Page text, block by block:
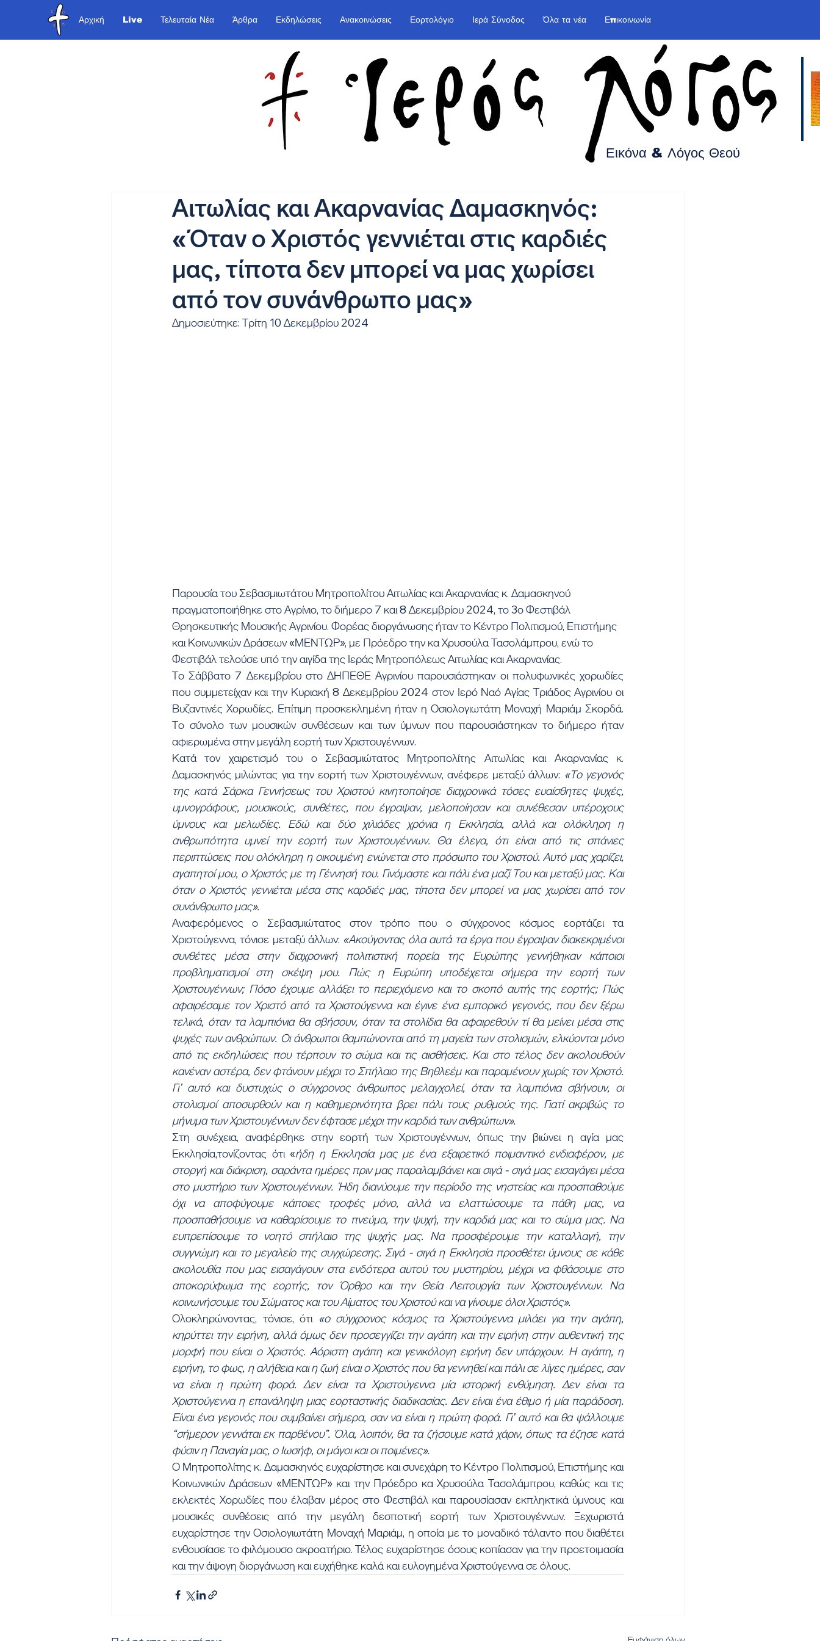
Αρχική Live Τελευταία Νέα Άρθρα Εκδηλώσεις Ανακοινώσεις Εορτολόγιο Ιερά Σύνοδος Όλα τα νέα Επικοινωνία
Εικόνα & Λόγος Θεού
Αιτωλίας και Ακαρνανίας Δαμασκηνός:
«Όταν ο Χριστός γεννιέται στις καρδιές
μας, τίποτα δεν μπορεί να μας χωρίσει
από τον συνάνθρωπο μας»
Δημοσιεύτηκε: Τρίτη 10 Δεκεμβρίου 2024
Παρουσία του Σεβασμιωτάτου Μητροπολίτου Αιτωλίας και Ακαρνανίας κ. Δαμασκηνού
πραγματοποιήθηκε στο Αγρίνιο, το διήμερο 7 και 8 Δεκεμβρίου 2024, το 3ο Φεστιβάλ
Θρησκευτικής Μουσικής Αγρινίου. Φορέας διοργάνωσης ήταν το Κέντρο Πολιτισμού, Επιστήμης
και Κοινωνικών Δράσεων «ΜΕΝΤΩΡ», με Πρόεδρο την κα Χρυσούλα Τασολάμπρου, ενώ το
Φεστιβάλ τελούσε υπό την αιγίδα της Ιεράς Μητροπόλεως Αιτωλίας και Ακαρνανίας.
Το Σάββατο 7 Δεκεμβρίου στο ΔΗΠΕΘΕ Αγρινίου παρουσιάστηκαν οι πολυφωνικές χορωδίες
που συμμετείχαν και την Κυριακή 8 Δεκεμβρίου 2024 στον Ιερό Ναό Αγίας Τριάδος Αγρινίου οι
Βυζαντινές Χορωδίες. Επίτιμη προσκεκλημένη ήταν η Οσιολογιωτάτη Μοναχή Μαριάμ Σκορδά.
Το σύνολο των μουσικών συνθέσεων και των ύμνων που παρουσιάστηκαν το διήμερο ήταν
αφιερωμένα στην μεγάλη εορτή των Χριστουγέννων.
Κατά τον χαιρετισμό του ο Σεβασμιώτατος Μητροπολίτης Αιτωλίας και Ακαρνανίας κ.
Δαμασκηνός μιλώντας για την εορτή των Χριστουγέννων, ανέφερε μεταξύ άλλων: «Το γεγονός
της κατά Σάρκα Γεννήσεως του Χριστού κινητοποίησε διαχρονικά τόσες ευαίσθητες ψυχές,
υμνογράφους, μουσικούς, συνθέτες, που έγραψαν, μελοποίησαν και συνέθεσαν υπέροχους
ύμνους και μελωδίες. Εδώ και δύο χιλιάδες χρόνια η Εκκλησία, αλλά και ολόκληρη η
ανθρωπότητα υμνεί την εορτή των Χριστουγέννων. Θα έλεγα, ότι είναι από τις σπάνιες
περιπτώσεις που ολόκληρη η οικουμένη ενώνεται στο πρόσωπο του Χριστού. Αυτό μας χαρίζει,
αγαπητοί μου, ο Χριστός με τη Γέννησή του. Γινόμαστε και πάλι ένα μαζί Του και μεταξύ μας. Και
όταν ο Χριστός γεννιέται μέσα στις καρδιές μας, τίποτα δεν μπορεί να μας χωρίσει από τον
συνάνθρωπο μας».
Αναφερόμενος ο Σεβασμιώτατος στον τρόπο που ο σύγχρονος κόσμος εορτάζει τα
Χριστούγεννα, τόνισε μεταξύ άλλων: «Ακούγοντας όλα αυτά τα έργα που έγραψαν διακεκριμένοι
συνθέτες μέσα στην διαχρονική πολιτιστική πορεία της Ευρώπης γεννήθηκαν κάποιοι
προβληματισμοί στη σκέψη μου. Πώς η Ευρώπη υποδέχεται σήμερα την εορτή των
Χριστουγέννων; Πόσο έχουμε αλλάξει το περιεχόμενο και το σκοπό αυτής της εορτής; Πώς
αφαιρέσαμε τον Χριστό από τα Χριστούγεννα και έγινε ένα εμπορικό γεγονός, που δεν ξέρω
τελικά, όταν τα λαμπιόνια θα σβήσουν, όταν τα στολίδια θα αφαιρεθούν τί θα μείνει μέσα στις
ψυχές των ανθρώπων. Οι άνθρωποι θαμπώνονται από τη μαγεία των στολισμών, ελκύονται μόνο
από τις εκδηλώσεις που τέρπουν το σώμα και τις αισθήσεις. Και στο τέλος δεν ακολουθούν
κανέναν αστέρα, δεν φτάνουν μέχρι το Σπήλαιο της Βηθλεέμ και παραμένουν χωρίς τον Χριστό.
Γι’ αυτό και δυστυχώς ο σύγχρονος άνθρωπος μελαγχολεί, όταν τα λαμπιόνια σβήνουν, οι
στολισμοί αποσυρθούν και η καθημερινότητα βρει πάλι τους ρυθμούς της. Γιατί ακριβώς το
μήνυμα των Χριστουγέννων δεν έφτασε μέχρι την καρδιά των ανθρώπων».
Στη συνέχεια, αναφέρθηκε στην εορτή των Χριστουγέννων, όπως την βιώνει η αγία μας
Εκκλησία,τονίζοντας ότι «ήδη η Εκκλησία μας με ένα εξαιρετικό ποιμαντικό ενδιαφέρον, με
στοργή και διάκριση, σαράντα ημέρες πριν μας παραλαμβάνει και σιγά - σιγά μας εισαγάγει μέσα
στο μυστήριο των Χριστουγέννων. Ήδη διανύουμε την περίοδο της νηστείας και προσπαθούμε
όχι να αποφύγουμε κάποιες τροφές μόνο, αλλά να ελαττώσουμε τα πάθη μας, να
προσπαθήσουμε να καθαρίσουμε το πνεύμα, την ψυχή, την καρδιά μας και το σώμα μας. Να
ευπρεπίσουμε το νοητό σπήλαιο της ψυχής μας. Να προσφέρουμε την καταλλαγή, την
συγγνώμη και το μεγαλείο της συγχώρεσης. Σιγά - σιγά η Εκκλησία προσθέτει ύμνους σε κάθε
ακολουθία που μας εισαγάγουν στα ενδότερα αυτού του μυστηρίου, μέχρι να φθάσουμε στο
αποκορύφωμα της εορτής, τον Όρθρο και την Θεία Λειτουργία των Χριστουγέννων. Να
κοινωνήσουμε του Σώματος και του Αίματος του Χριστού και να γίνουμε όλοι Χριστός».
Ολοκληρώνοντας, τόνισε, ότι «ο σύγχρονος κόσμος τα Χριστούγεννα μιλάει για την αγάπη,
κηρύττει την ειρήνη, αλλά όμως δεν προσεγγίζει την αγάπη και την ειρήνη στην αυθεντική της
μορφή που είναι ο Χριστός. Αόριστη αγάπη και γενικόλογη ειρήνη δεν υπάρχουν. Η αγάπη, η
ειρήνη, το φως, η αλήθεια και η ζωή είναι ο Χριστός που θα γεννηθεί και πάλι σε λίγες ημέρες, σαν
να είναι η πρώτη φορά. Δεν είναι τα Χριστούγεννα μία ιστορική ενθύμηση. Δεν είναι τα
Χριστούγεννα η επανάληψη μιας εορταστικής διαδικασίας. Δεν είναι ένα έθιμο ή μία παράδοση.
Είναι ένα γεγονός που συμβαίνει σήμερα, σαν να είναι η πρώτη φορά. Γι’ αυτό και θα ψάλλουμε
“σήμερον γεννάται εκ παρθένου”. Όλα, λοιπόν, θα τα ζήσουμε κατά χάριν, όπως τα έζησε κατά
φύσιν η Παναγία μας, ο Ιωσήφ, οι μάγοι και οι ποιμένες».
Ο Μητροπολίτης κ. Δαμασκηνός ευχαρίστησε και συνεχάρη το Κέντρο Πολιτισμού, Επιστήμης και
Κοινωνικών Δράσεων «ΜΕΝΤΩΡ» και την Πρόεδρο κα Χρυσούλα Τασολάμπρου, καθώς και τις
εκλεκτές Χορωδίες που έλαβαν μέρος στο Φεστιβάλ και παρουσίασαν εκπληκτικά ύμνους και
μουσικές συνθέσεις από την μεγάλη δεσποτική εορτή των Χριστουγέννων. Ξεχωριστά
ευχαρίστησε την Οσιολογιωτάτη Μοναχή Μαριάμ, η οποία με το μοναδικό τάλαντο που διαθέτει
ενθουσίασε το φιλόμουσο ακροατήριο. Τέλος ευχαρίστησε όσους κοπίασαν για την προετοιμασία
και την άψογη διοργάνωση και ευχήθηκε καλά και ευλογημένα Χριστούγεννα σε όλους.